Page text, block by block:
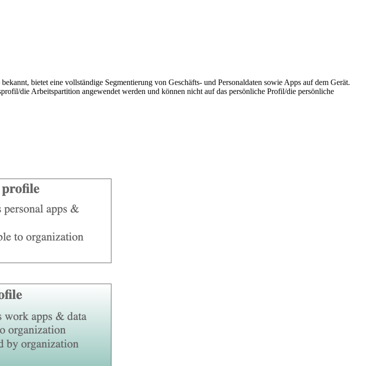
bietet eine vollständige Segmentierung von Geschäfts- und Personaldaten sowie Apps auf dem Gerät.
die Arbeitspartition angewendet werden und können nicht auf das persönliche Profil/die persönliche